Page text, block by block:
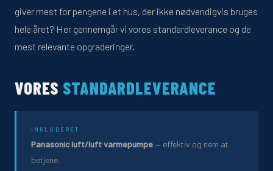
giver mest for pengene i et hus, der ikke nødvendigvis bruges
hele året? Her gennemgår vi vores standardleverance og de
mest relevante opgraderinger.
VORES STANDARDLEVERANCE
INKLUDERET
Panasonic luft/luft varmepumpe— effektiv og nem at
betjene.